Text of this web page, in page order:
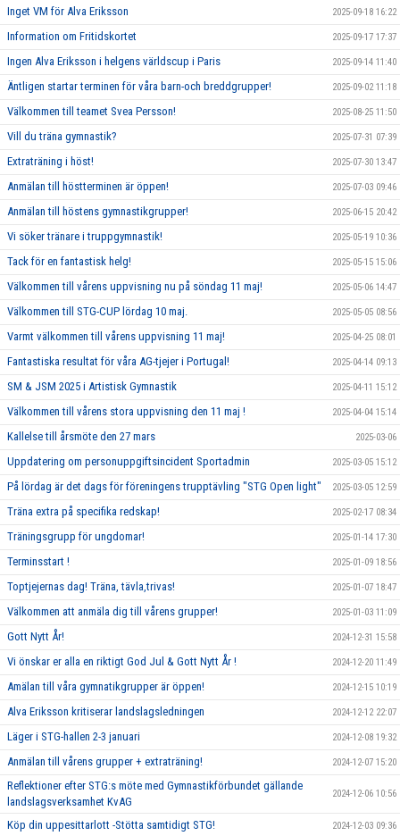
Inget VM för Alva Eriksson 2025-09-18 16:22
Information om Fritidskortet 2025-09-17 17:37
Ingen Alva Eriksson i helgens världscup i Paris 2025-09-14 11:40
Äntligen startar terminen för våra barn-och breddgrupper! 2025-09-02 11:18
Välkommen till teamet Svea Persson! 2025-08-25 11:50
Vill du träna gymnastik? 2025-07-31 07:39
Extraträning i höst! 2025-07-30 13:47
Anmälan till höstterminen är öppen! 2025-07-03 09:46
Anmälan till höstens gymnastikgrupper! 2025-06-15 20:42
Vi söker tränare i truppgymnastik! 2025-05-19 10:36
Tack för en fantastisk helg! 2025-05-15 15:06
Välkommen till vårens uppvisning nu på söndag 11 maj! 2025-05-06 14:47
Välkommen till STG-CUP lördag 10 maj. 2025-05-05 08:56
Varmt välkommen till vårens uppvisning 11 maj! 2025-04-25 08:01
Fantastiska resultat för våra AG-tjejer i Portugal! 2025-04-14 09:13
SM & JSM 2025 i Artistisk Gymnastik 2025-04-11 15:12
Välkommen till vårens stora uppvisning den 11 maj ! 2025-04-04 15:14
Kallelse till årsmöte den 27 mars 2025-03-06
Uppdatering om personuppgiftsincident Sportadmin 2025-03-05 15:12
På lördag är det dags för föreningens trupptävling "STG Open light" 2025-03-05 12:59
Träna extra på specifika redskap! 2025-02-17 08:34
Träningsgrupp för ungdomar! 2025-01-14 17:30
Terminsstart ! 2025-01-09 18:56
Toptjejernas dag! Träna, tävla,trivas! 2025-01-07 18:47
Välkommen att anmäla dig till vårens grupper! 2025-01-03 11:09
Gott Nytt År! 2024-12-31 15:58
Vi önskar er alla en riktigt God Jul & Gott Nytt År ! 2024-12-20 11:49
Amälan till våra gymnatikgrupper är öppen! 2024-12-15 10:19
Alva Eriksson kritiserar landslagsledningen 2024-12-12 22:07
Läger i STG-hallen 2-3 januari 2024-12-08 19:32
Anmälan till vårens grupper + extraträning! 2024-12-07 15:20
Reflektioner efter STG:s möte med Gymnastikförbundet gällande
landslagsverksamhet KvAG
2024-12-06 10:56
Köp din uppesittarlott -Stötta samtidigt STG! 2024-12-03 09:36